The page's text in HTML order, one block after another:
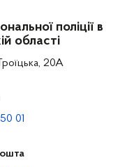
поліції в
області
20А
01